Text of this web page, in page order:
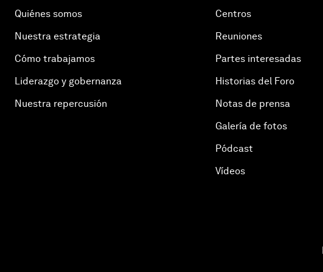
Quiénes somos
Nuestra estrategia
Cómo trabajamos
Liderazgo y gobernanza
Nuestra repercusión
Centros
Reuniones
Partes interesadas
Historias del Foro
Notas de prensa
Galería de fotos
Pódcast
Vídeos